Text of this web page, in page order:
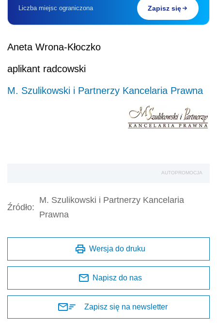
Liczba miejsc ograniczona Zapisz się
Aneta Wrona-Kłoczko
aplikant radcowski
M. Szulikowski i Partnerzy Kancelaria Prawna
AUTOPROMOCJA
Źródło:
M. Szulikowski i Partnerzy Kancelaria
Prawna
Wersja do druku
Napisz do nas
Zapisz się na newsletter